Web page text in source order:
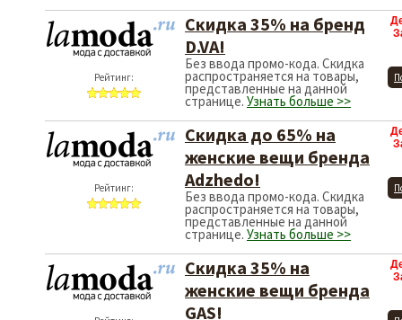
Рейтинг:
Скидка 35% на бренд
D.VA!
Без ввода промо-кода. Скидка
распространяется на товары,
представленные на данной
странице. Узнать больше >>
Рейтинг:
Скидка до 65% на
женские вещи бренда
Adzhedo!
Без ввода промо-кода. Скидка
распространяется на товары,
представленные на данной
странице. Узнать больше >>
Скидка 35% на
женские вещи бренда
GAS!